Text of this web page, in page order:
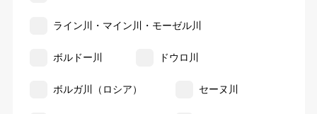
ライン川・マイン川・モーゼル川
ボルドー川 ドウロ川
ボルガ川（ロシア） セーヌ川